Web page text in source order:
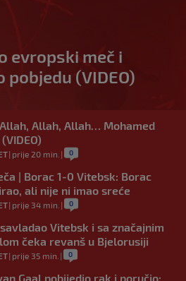
evropski meč i
(VIDEO)
Allah, Allah… Mohamed
| prije 20 min. | 0
| Borac 1-0 Vitebsk: Borac
ali nije ni imao sreće
| prije 34 min. | 0
Vitebsk i sa značajnim
čeka revanš u Bjelorusiji
| prije 35 min. | 0
Gaal pobijedio rak i poručio: